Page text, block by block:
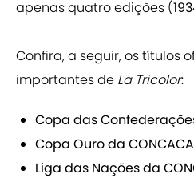
apenas quatro edições (
Confira, a seguir, os títulos
importantes de La Tricolor:
Copa das
Copa Ouro da
Liga das Nações da